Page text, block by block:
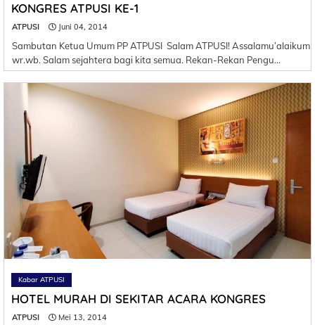
KONGRES ATPUSI KE-1
ATPUSI Juni 04, 2014
Sambutan Ketua Umum PP ATPUSI Salam ATPUSI! Assalamu’alaikum
wr.wb. Salam sejahtera bagi kita semua. Rekan-Rekan Pengu…
Kabar ATPUSI
HOTEL MURAH DI SEKITAR ACARA KONGRES
ATPUSI Mei 13, 2014